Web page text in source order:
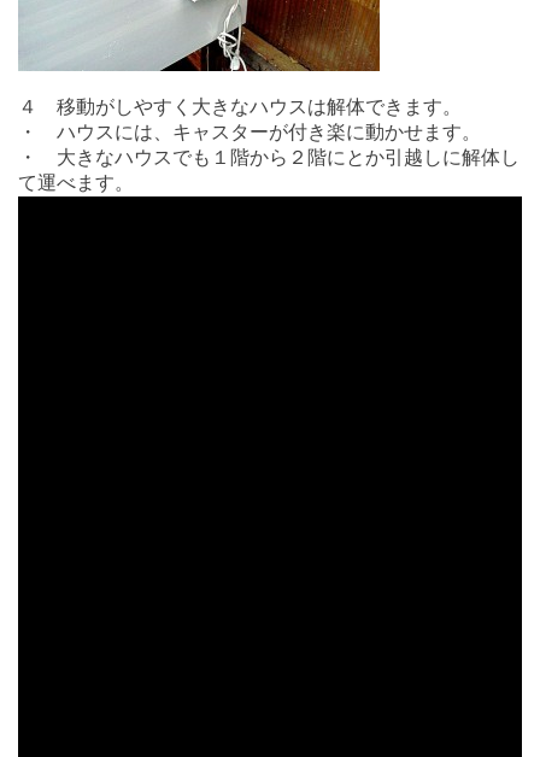
４ 移動がしやすく大きなハウスは解体できます。
・ ハウスには、キャスターが付き楽に動かせます。
・ 大きなハウスでも１階から２階にとか引越しに解体し
て運べます。